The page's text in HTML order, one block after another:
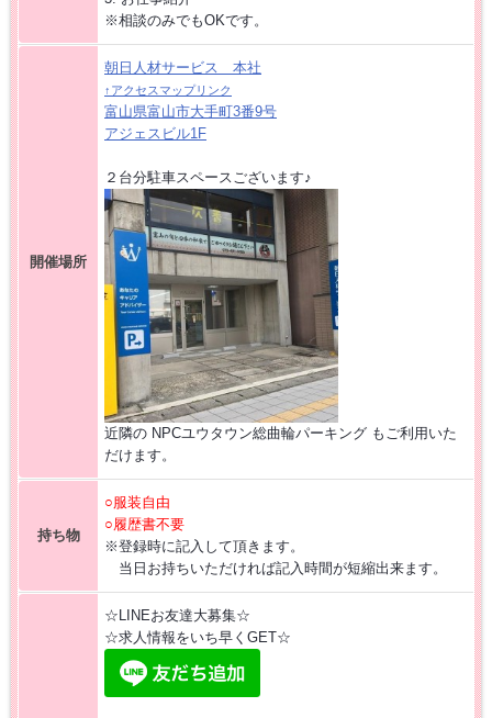
※相談のみでもOKです。
開催場所
朝日人材サービス 本社
↑アクセスマップリンク
富山県富山市大手町3番9号
アジェスビル1F
２台分駐車スペースございます♪
近隣の NPCユウタウン総曲輪パーキング もご利用いた
だけます。
持ち物
○服装自由
○履歴書不要
※登録時に記入して頂きます。
当日お持ちいただければ記入時間が短縮出来ます。
☆LINEお友達大募集☆
☆求人情報をいち早くGET☆